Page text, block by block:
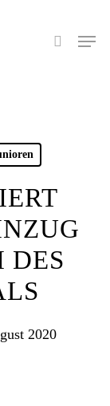
search
Menu
DES
2020